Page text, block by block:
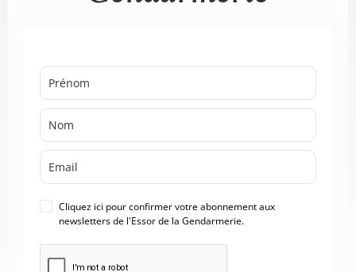
Cliquez ici pour confirmer votre abonnement aux
newsletters de l'Essor de la Gendarmerie.